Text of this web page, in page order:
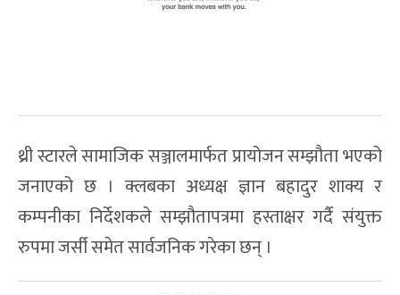
थ्री स्टारले सामाजिक सञ्जालमार्फत प्रायोजन सम्झौता भएको
जनाएको छ । क्लबका अध्यक्ष ज्ञान बहादुर शाक्य र
कम्पनीका निर्देशकले सम्झौतापत्रमा हस्ताक्षर गर्दै संयुक्त
रुपमा जर्सी समेत सार्वजनिक गरेका छन् ।